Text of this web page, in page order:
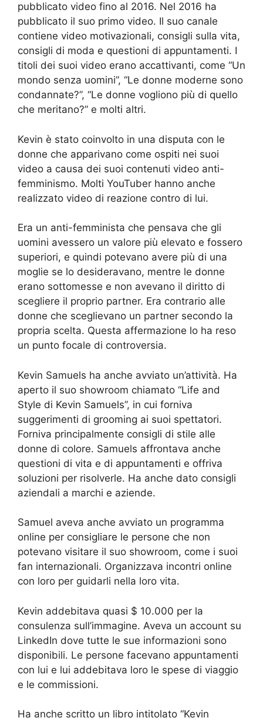
pubblicato video fino al 2016. Nel 2016 ha
pubblicato il suo primo video. Il suo canale
contiene video motivazionali, consigli sulla vita,
consigli di moda e questioni di appuntamenti. I
titoli dei suoi video erano accattivanti, come “Un
mondo senza uomini”, “Le donne moderne sono
condannate?”, “Le donne vogliono più di quello
che meritano?” e molti altri.
Kevin è stato coinvolto in una disputa con le
donne che apparivano come ospiti nei suoi
video a causa dei suoi contenuti video anti-
femminismo. Molti YouTuber hanno anche
realizzato video di reazione contro di lui.
Era un anti-femminista che pensava che gli
uomini avessero un valore più elevato e fossero
superiori, e quindi potevano avere più di una
moglie se lo desideravano, mentre le donne
erano sottomesse e non avevano il diritto di
scegliere il proprio partner. Era contrario alle
donne che sceglievano un partner secondo la
propria scelta. Questa affermazione lo ha reso
un punto focale di controversia.
Kevin Samuels ha anche avviato un’attività. Ha
aperto il suo showroom chiamato “Life and
Style di Kevin Samuels”, in cui forniva
suggerimenti di grooming ai suoi spettatori.
Forniva principalmente consigli di stile alle
donne di colore. Samuels affrontava anche
questioni di vita e di appuntamenti e offriva
soluzioni per risolverle. Ha anche dato consigli
aziendali a marchi e aziende.
Samuel aveva anche avviato un programma
online per consigliare le persone che non
potevano visitare il suo showroom, come i suoi
fan internazionali. Organizzava incontri online
con loro per guidarli nella loro vita.
Kevin addebitava quasi $ 10.000 per la
consulenza sull’immagine. Aveva un account su
LinkedIn dove tutte le sue informazioni sono
disponibili. Le persone facevano appuntamenti
con lui e lui addebitava loro le spese di viaggio
e le commissioni.
Ha anche scritto un libro intitolato “Kevin